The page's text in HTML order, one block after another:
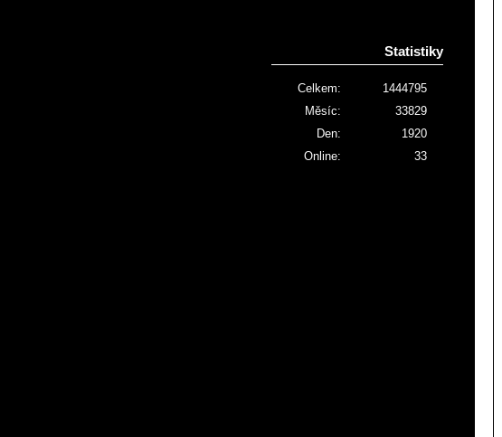
Statistiky
Online: 33
Celkem:
1444795
Měsíc:
33829
Den:
1920